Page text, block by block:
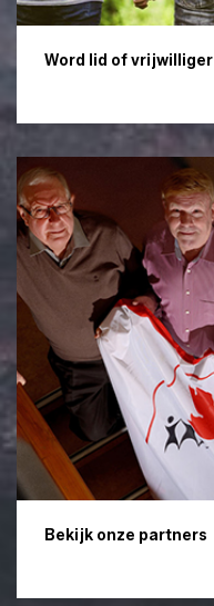
Word lid of vrijwilliger
Bekijk onze partners